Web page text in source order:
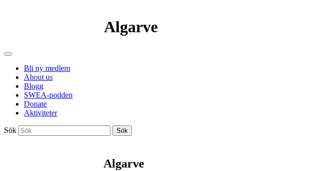
Algarve
Bli ny medlem
About us
Blogg
SWEA-podden
Donate
Aktiviteter
Sök Sök
Algarve